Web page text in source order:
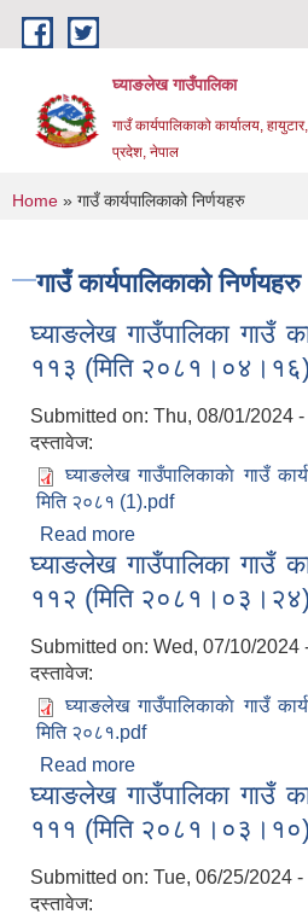
Skip to main content
घ्याङलेख गाउँपालिका
गाउँ कार्यपालिकाको कार्यालय,
प्रदेश, नेपाल
You are here
Home » गाउँ कार्यपालिकाको निर्णयहरु
गाउँ कार्यपालिकाको निर्णयहरु
घ्याङलेख गाउँपालिका गाउँ
११३ (मिति २०८१।०४।१६)
Submitted on: Thu, 08/01/2024
दस्तावेज:
घ्याङलेख गाउँपालिकाकाे गाउँ
मिति २०८१ (1).pdf
Read more
११३ (मिति
घ्याङलेख गाउँपालिका गाउँ
११२ (मिति २०८१।०३।२४)
Submitted on: Wed, 07/10/2024
दस्तावेज:
घ्याङलेख गाउँपालिकाकाे गाउँ
मिति २०८१.pdf
Read more
११२ (मिति
घ्याङलेख गाउँपालिका गाउँ
१११ (मिति २०८१।०३।१०)
Submitted on: Tue, 06/25/2024 -
दस्तावेज: